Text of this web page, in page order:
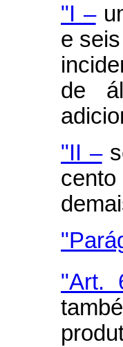
"I –
e
de
"II –
"Art.